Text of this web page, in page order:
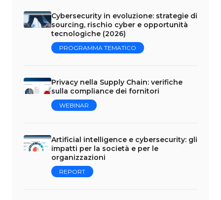
Cybersecurity in evoluzione: strategie di
sourcing, rischio cyber e opportunità
tecnologiche (2026)
PROGRAMMA TEMATICO
Privacy nella Supply Chain: verifiche
sulla compliance dei fornitori
WEBINAR
Artificial intelligence e cybersecurity: gli
impatti per la società e per le
organizzazioni
REPORT